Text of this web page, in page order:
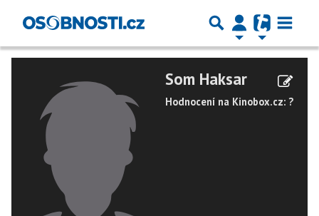
Som Haksar
Hodnocení na Kinobox.cz: ?